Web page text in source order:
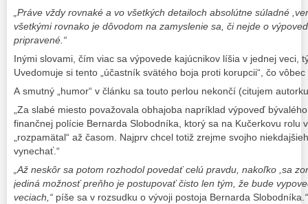
„Práve vždy rovnaké a vo všetkých detailoch absolútne súladné
všetkými rovnako je dôvodom na zamyslenie sa, či nejde o
pripravené.“
Inými slovami, čím viac sa výpovede kajúcnikov líšia v jednej veci,
Uvedomuje si tento „účastník svätého boja proti korupcii“, čo
A smutný „humor“ v článku sa touto perlou nekončí (citujem
„Za slabé miesto považovala obhajoba napríklad výpoveď
finančnej polície Bernarda Slobodníka, ktorý sa na Kučerkovu rolu
„rozpamätal“ až časom. Najprv chcel totiž zrejme svojho
vynechať.“
„Až neskôr sa potom rozhodol povedať celú pravdu, nakoľko ,sa
jediná možnosť preňho je postupovať čisto len tým, že bude
veciach,“ píše sa v rozsudku o vývoji postoja Bernarda Slobodníka.“